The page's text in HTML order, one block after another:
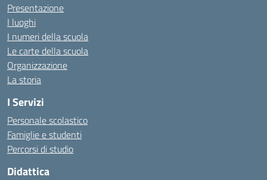
Presentazione
I luoghi
I numeri della scuola
Le carte della scuola
Organizzazione
La storia
I Servizi
Personale scolastico
Famiglie e studenti
Percorsi di studio
Didattica